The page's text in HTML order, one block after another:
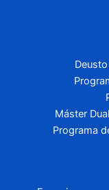
Máster
Programa